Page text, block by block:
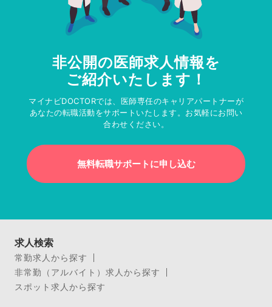
非公開の医師求人情報を
ご紹介いたします！
マイナビDOCTORでは、医師専任のキャリアパートナーが
あなたの転職活動をサポートいたします。お気軽にお問い
合わせください。
無料転職サポートに申し込む
求人検索
常勤求人から探す
非常勤（アルバイト）求人から探す
スポット求人から探す